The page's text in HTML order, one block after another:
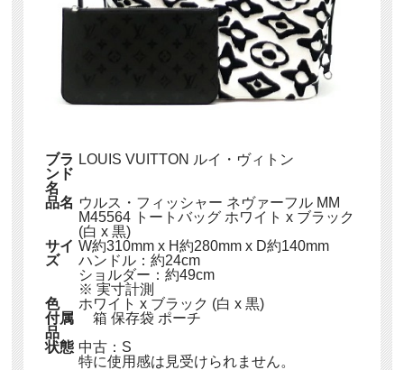
ブラ
ンド
名
LOUIS VUITTON ルイ・ヴィトン
品名 ウルス・フィッシャー ネヴァーフル MM
M45564 トートバッグ ホワイト x ブラック
(白 x 黒)
サイ
ズ
W約310mm x H約280mm x D約140mm
ハンドル：約24cm
ショルダー：約49cm
※ 実寸計測
色
ホワイト x ブラック (白 x 黒)
付属
品
箱 保存袋 ポーチ
状態 中古：S
特に使用感は見受けられません。